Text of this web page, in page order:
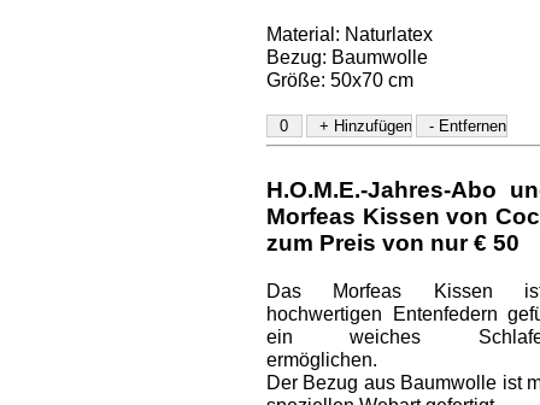
Material: Naturlatex
Bezug: Baumwolle
Größe: 50x70 cm
H.O.M.E.-Jahres-Abo
Morfeas Kissen von
zum Preis von nur € 50
Das Morfeas Kissen
hochwertigen Entenfedern
ein weiches
ermöglichen.
Der Bezug aus Baumwolle ist